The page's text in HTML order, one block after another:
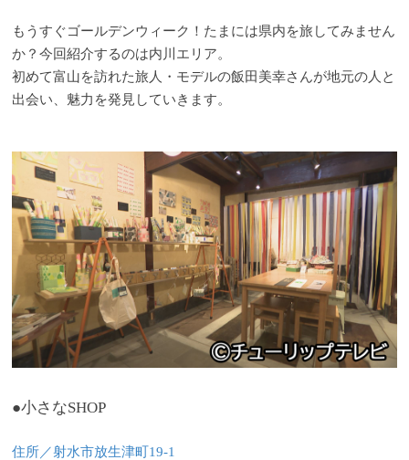
もうすぐゴールデンウィーク！たまには県内を旅してみません
か？今回紹介するのは内川エリア。
初めて富山を訪れた旅人・モデルの飯田美幸さんが地元の人と
出会い、魅力を発見していきます。
●小さなSHOP
住所／射水市放生津町19-1